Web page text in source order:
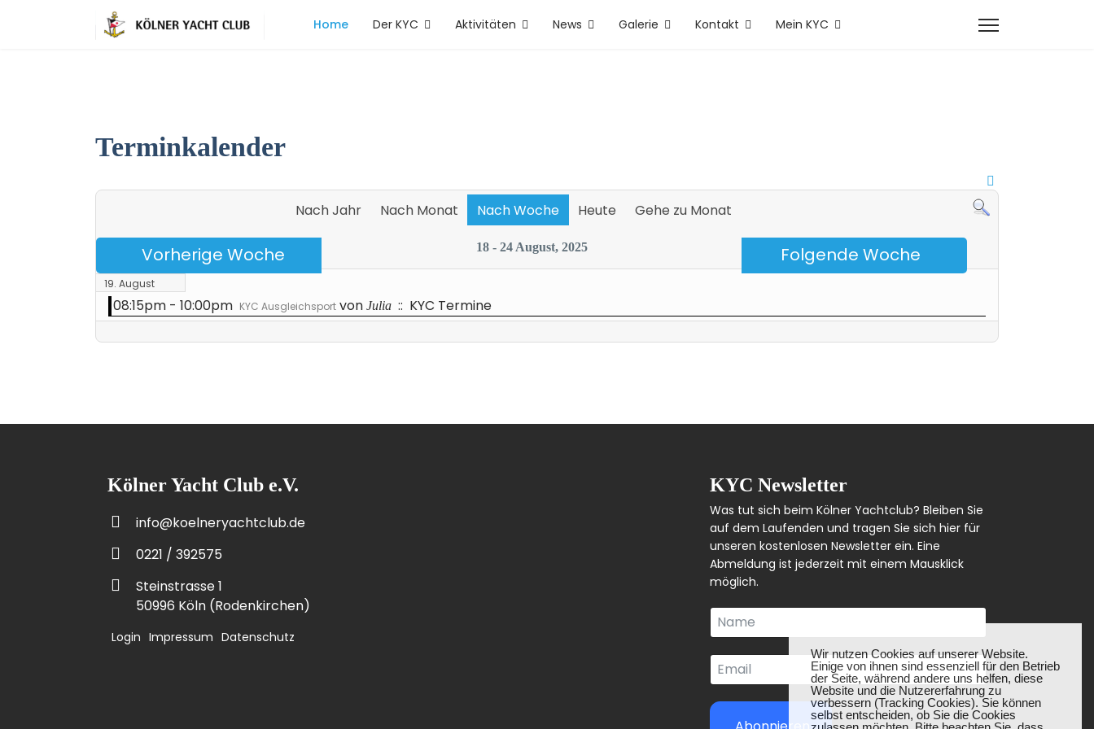
Wir nutzen Cookies auf unserer Website.
Einige von ihnen sind essenziell für den Betrieb
der Seite, während andere uns helfen, diese
Website und die Nutzererfahrung zu
verbessern (Tracking Cookies). Sie können
selbst entscheiden, ob Sie die Cookies
Home Der KYC Aktivitäten News Galerie Kontakt Mein KYC
Terminkalender
Nach Jahr Nach Monat Nach Woche Heute Gehe zu Monat
Vorherige Woche 18 - 24 August, 2025 Folgende Woche
19. August
08:15pm - 10:00pm KYC Ausgleichsport von Julia :: KYC Termine
Kölner Yacht Club e.V.
info@koelneryachtclub.de
0221 / 392575
Steinstrasse 1
50996 Köln (Rodenkirchen)
Login Impressum Datenschutz
KYC Newsletter
Was tut sich beim Kölner Yachtclub? Bleiben Sie
auf dem Laufenden und tragen Sie sich hier für
unseren kostenlosen Newsletter ein. Eine
Abmeldung ist jederzeit mit einem Mausklick
möglich.